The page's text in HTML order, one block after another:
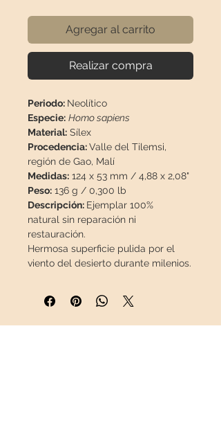
Agregar al carrito
Realizar compra
Periodo: Neolítico
Especie: Homo sapiens
Material: Sílex
Procedencia:Valle del Tilemsi,
región de Gao, Malí
Medidas: 124 x 53 mm / 4,88 x 2,08"
Peso: 136 g / 0,300 lb
Descripción: Ejemplar 100%
natural sin reparación ni
restauración.
Hermosa superficie pulida por el
viento del desierto durante milenios.
asegurada
especial para que llegue en